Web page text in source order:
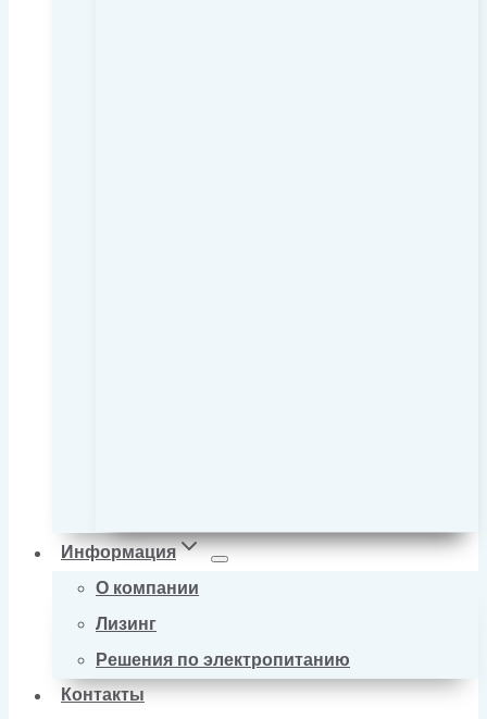
Информация
О компании
Лизинг
Решения по электропитанию
Контакты